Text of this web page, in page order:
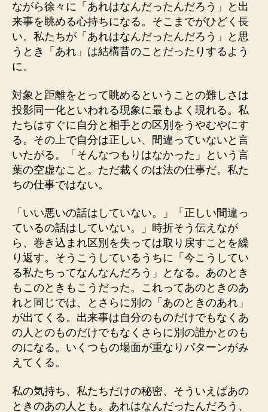
ながら徐々に「あれはなんだったんだろう」と出
来事を眺める心持ちになる。そこまでがひどく長
い。私たちが「あれはなんだったんだろう」と思
うとき「あれ」は結構昔のことだったりするよう
に。
対象と距離をとって眺めるということの難しさは
投影同一化といわれる現象に最もよく現れる。私
たちはすぐに自分と相手との区別をうやむやにす
る。その上で自分は正しい、間違っていないと言
いたがる。「そんなつもりはなかった」という言
葉の空虚なこと。ただ裁くのは法の仕事だ。私た
ちの仕事ではない。
「いい悪いの話はしていない。」「正しい間違っ
ているの話はしていない。」時折そう伝えなが
ら、巻き込まれ区別を失っては取り戻すことを繰
り返す。そうこうしているうちに「今こうしてい
る私たちってなんなんだろう」となる。あのとき
もこのときもこうだった。これってあのときのあ
れと同じでは、とさらに別の「あのときのあれ」
が出てくる。出来事は自分のものだけでもなくあ
の人とのものだけでもなくさらに別の誰かとのも
のになる。いくつもの場面が重なりパターンがみ
えてくる。
私の気持ち、私たちだけの秘密、そういえばあの
ときのあの人とも。あれはなんだったんだろう、